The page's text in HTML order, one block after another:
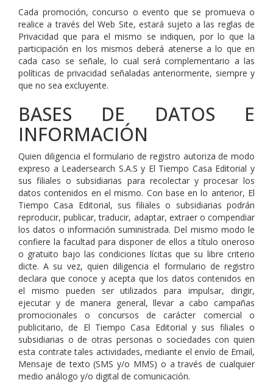
Cada promoción, concurso o evento que se promueva o
realice a través del Web Site, estará sujeto a las reglas de
Privacidad que para el mismo se indiquen, por lo que la
participación en los mismos deberá atenerse a lo que en
cada caso se señale, lo cual será complementario a las
políticas de privacidad señaladas anteriormente, siempre y
que no sea excluyente.
BASES DE DATOS E
INFORMACIÓN
Quien diligencia el formulario de registro autoriza de modo
expreso a Leadersearch S.A.S y El Tiempo Casa Editorial y
sus filiales o subsidiarias para recolectar y procesar los
datos contenidos en el mismo. Con base en lo anterior, El
Tiempo Casa Editorial, sus filiales o subsidiarias podrán
reproducir, publicar, traducir, adaptar, extraer o compendiar
los datos o información suministrada. Del mismo modo le
confiere la facultad para disponer de ellos a título oneroso
o gratuito bajo las condiciones lícitas que su libre criterio
dicte. A su vez, quien diligencia el formulario de registro
declara que conoce y acepta que los datos contenidos en
el mismo pueden ser utilizados para impulsar, dirigir,
ejecutar y de manera general, llevar a cabo campañas
promocionales o concursos de carácter comercial o
publicitario, de El Tiempo Casa Editorial y sus filiales o
subsidiarias o de otras personas o sociedades con quien
esta contrate tales actividades, mediante el envío de Email,
Mensaje de texto (SMS y/o MMS) o a través de cualquier
medio análogo y/o digital de comunicación.